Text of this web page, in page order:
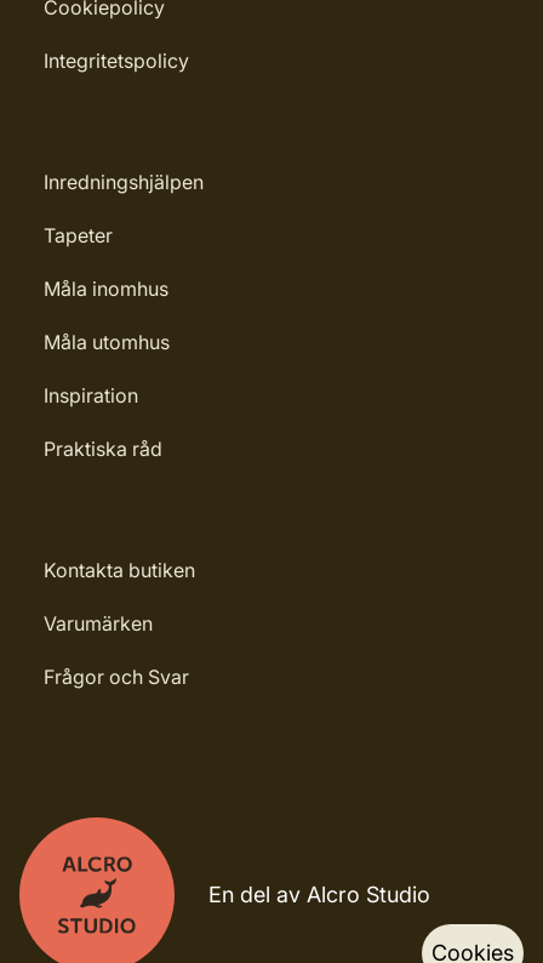
Cookiepolicy
Integritetspolicy
Inredningshjälpen
Tapeter
Måla inomhus
Måla utomhus
Inspiration
Praktiska råd
Kontakta butiken
Varumärken
Frågor och Svar
En del av Alcro Studio
Cookies